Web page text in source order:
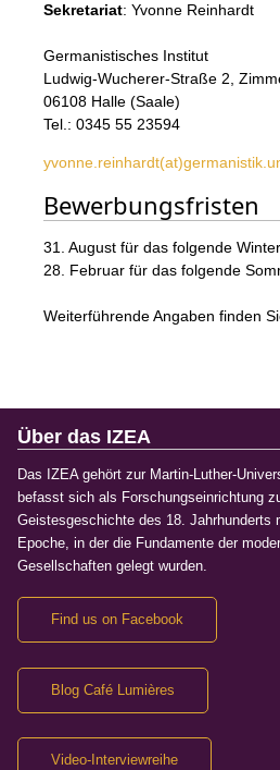
Sekretariat: Yvonne Reinhardt
Germanistisches Institut
Ludwig-Wucherer-Straße 2,
06108 Halle (Saale)
Tel.: 0345 55 23594
Bewerbungsfristen
31. August für das folgende
28. Februar für das folgende
Weiterführende Angaben finden
Über das IZEA
Das IZEA gehört zur Martin-Luther-
befasst sich als Forschungseinrichtung
Geistesgeschichte des 18. Jahrhunderts
Epoche, in der die Fundamente der
Gesellschaften gelegt wurden.
Find us on Facebook
Blog Café Lumières
Video-Interviewreihe